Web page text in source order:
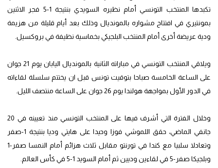
تكبدها المنتخب التونسي أمام نظيره السويدي بنتيجة 1-5 فجر الاثنين
بمونتيري في افتتاح مشواره بالمونديال وذلك بعد أيام قليلة من هزيمة
ودية عريضة أخرى أمام المنتخب البلجيكي بخماسية نظيفة في بروكسيل.
ويلاقي المنتخب التونسي في مباراته الثانية بالمونديال اليابان يوم 21 جوان
على الساعة الخامسة صباحا بتوقيت تونس قبل ان يختتم سلسلة لقاءاته
في الدور الأول بمواجهة هولندا يوم 26 جوان على الساعة منتصف الليل.
وخلال الفترة التي أشرف فيها على المنتخب التونسي منذ تعيينه في 20
جانفي الماضي، حقق اللموشي فوزا وحيدا على هايتي وديا بنتيجة 1-صفر
وتعادلا سلبيا مع كندا في تورنتو مقابل ثلاث هزائم أمام النمسا صفر-1
وبلجيكا صفر-5 في لقاءين وديين ثم أمام السويد 1-5 في كأس العالم.